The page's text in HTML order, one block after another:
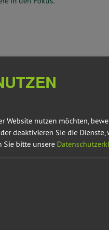
STABIL BLEIBEN
wurde gestern beschlossen,
sehr wahrscheinlich ab 2025
UND FAMILIEN
Website nutzen möchten,
deaktivieren Sie die Dienste,
Sie bitte unsere